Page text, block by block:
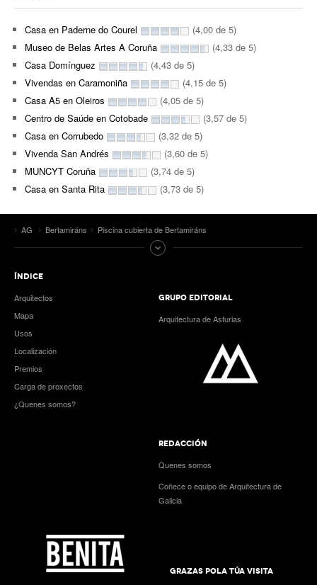
Casa en Paderne do Courel
(4,00 de 5)
Museo de Belas Artes A Coruña
(4,33 de 5)
Casa Domínguez
(4,43 de 5)
Vivendas en Caramoniña
(4,15 de 5)
Casa A5 en Oleiros
(4,05 de 5)
Centro de Saúde en Cotobade
(3,57 de 5)
Casa en Corrubedo
(3,32 de 5)
Vivenda San Andrés
(3,60 de 5)
MUNCYT Coruña
(3,74 de 5)
Casa en Santa Rita
(3,73 de 5)
AG Bertamiráns Piscina cubierta de Bertamiráns
ÍNDICE
Arquitectos
Mapa
Usos
Localización
Premios
Carga de proxectos
¿Quenes somos?
GRUPO EDITORIAL
Arquitectura de Asturias
REDACCIÓN
Quenes somos
Coñece o equipo de Arquitectura de
Galicia
GRAZAS POLA TÚA VISITA